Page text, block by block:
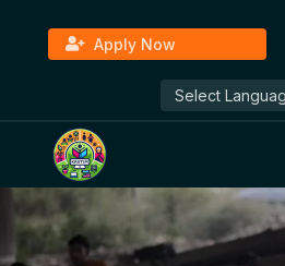
Apply Now
Select